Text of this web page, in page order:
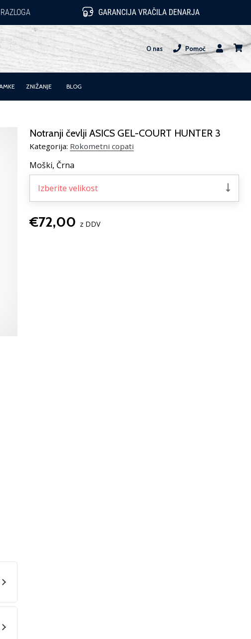
GARANCIJA VRAČILA DENARJA
O nas
Pomoč
Uporabnik
ZNIŽANJE BLOG
Notranji čevlji ASICS GEL-COURT HUNTER 3
Kategorija: Rokometni copati
Moški, Črna
Izberite velikost
€72,00 z DDV